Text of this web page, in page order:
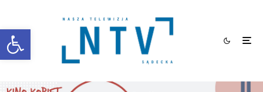
Otwórz pasek narzędzi